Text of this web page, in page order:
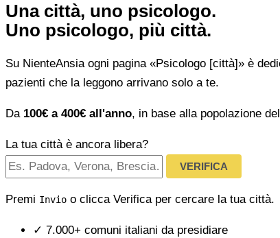
Una città, uno psicologo.
Uno psicologo, più città.
Su NienteAnsia ogni pagina «Psicologo [città]» è
pazienti che la leggono arrivano solo a te.
Da 100€ a 400€ all'anno, in base alla popolazione
La tua città è ancora libera?
VERIFICA
Premi Invio o clicca Verifica per cercare la tua città.
✓ 7.000+ comuni italiani da presidiare